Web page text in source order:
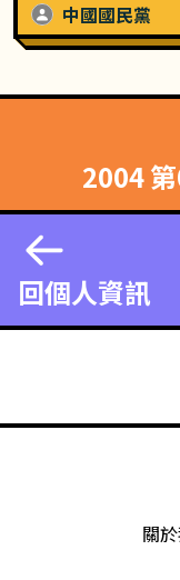
中國國民黨
回個人資訊
2004
關